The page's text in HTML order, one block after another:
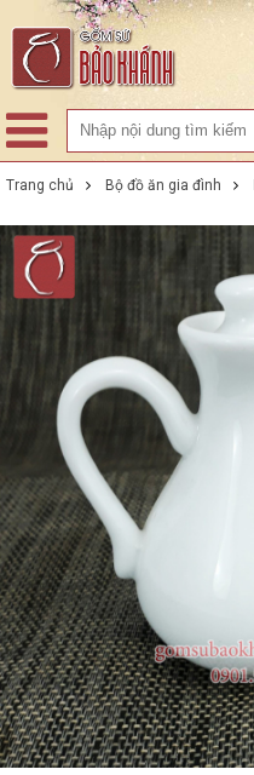
Trang chủ Bộ đồ ăn gia đình